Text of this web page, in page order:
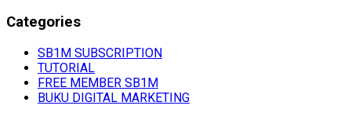
Categories
SB1M SUBSCRIPTION
TUTORIAL
FREE MEMBER SB1M
BUKU DIGITAL MARKETING